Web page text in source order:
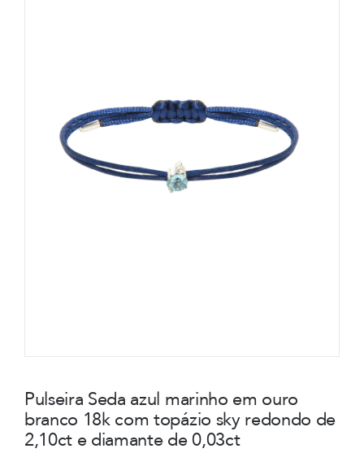
Minha Conta
Carrinho
Pulseira Seda azul marinho em ouro
branco 18k com topázio sky redondo de
2,10ct e diamante de 0,03ct